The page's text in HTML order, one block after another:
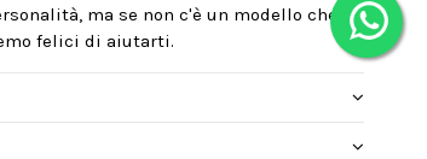
ma se non c'è un modello che
felici di aiutarti.